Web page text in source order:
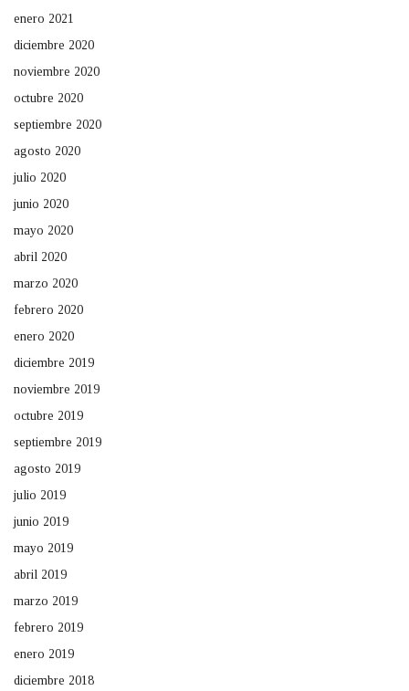
enero 2021
diciembre 2020
noviembre 2020
octubre 2020
septiembre 2020
agosto 2020
julio 2020
junio 2020
mayo 2020
abril 2020
marzo 2020
febrero 2020
enero 2020
diciembre 2019
noviembre 2019
octubre 2019
septiembre 2019
agosto 2019
julio 2019
junio 2019
mayo 2019
abril 2019
marzo 2019
febrero 2019
enero 2019
diciembre 2018